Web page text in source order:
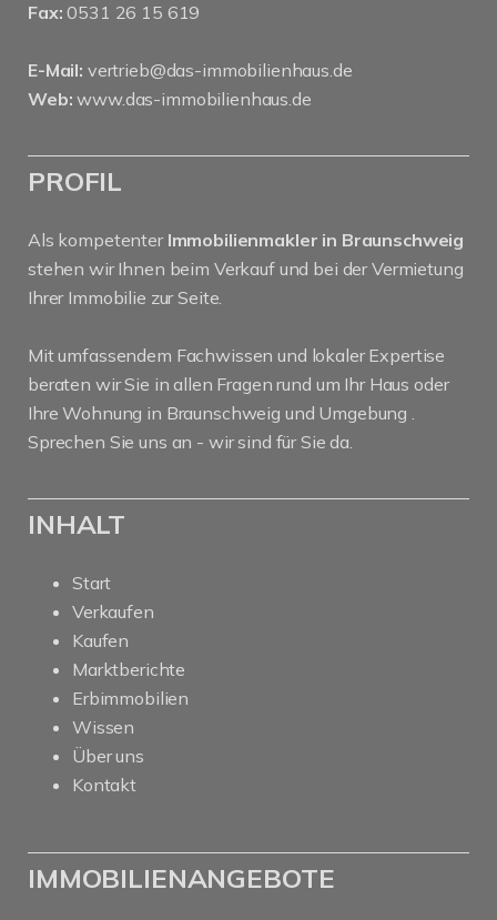
Fax: 0531 26 15 619
E-Mail: vertrieb@das-immobilienhaus.de
Web: www.das-immobilienhaus.de
PROFIL
Als kompetenter Immobilienmakler in Braunschweig
stehen wir Ihnen beim Verkauf und bei der Vermietung
Ihrer Immobilie zur Seite.
Mit umfassendem Fachwissen und lokaler Expertise
beraten wir Sie in allen Fragen rund um Ihr Haus oder
Ihre Wohnung in Braunschweig und Umgebung .
Sprechen Sie uns an - wir sind für Sie da.
INHALT
Start
Verkaufen
Kaufen
Marktberichte
Erbimmobilien
Wissen
Über uns
Kontakt
IMMOBILIENANGEBOTE